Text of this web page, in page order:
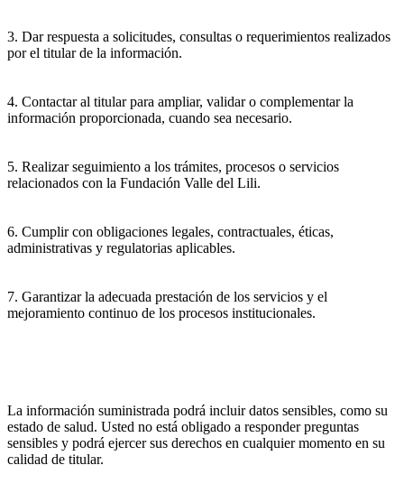
3. Dar respuesta a solicitudes, consultas o requerimientos realizados
por el titular de la información.
4. Contactar al titular para ampliar, validar o complementar la
información proporcionada, cuando sea necesario.
5. Realizar seguimiento a los trámites, procesos o servicios
relacionados con la Fundación Valle del Lili.
6. Cumplir con obligaciones legales, contractuales, éticas,
administrativas y regulatorias aplicables.
7. Garantizar la adecuada prestación de los servicios y el
mejoramiento continuo de los procesos institucionales.
La información suministrada podrá incluir datos sensibles, como su
estado de salud. Usted no está obligado a responder preguntas
sensibles y podrá ejercer sus derechos en cualquier momento en su
calidad de titular.